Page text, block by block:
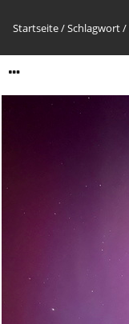
Startseite/Schlagwort/